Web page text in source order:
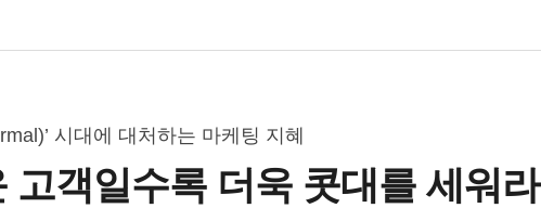
시대에 대처하는 마케팅 지혜
고객일수록 더욱 콧대를 세워라